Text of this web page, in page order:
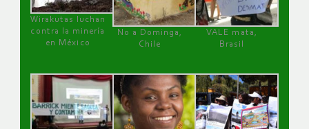
Wirakutas luchan
contra la minería
en México
No a Dominga,
Chile
VALE mata,
Brasil